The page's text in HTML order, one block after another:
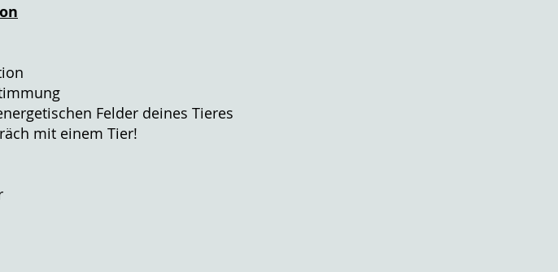
Felder deines Tieres
mit einem Tier!